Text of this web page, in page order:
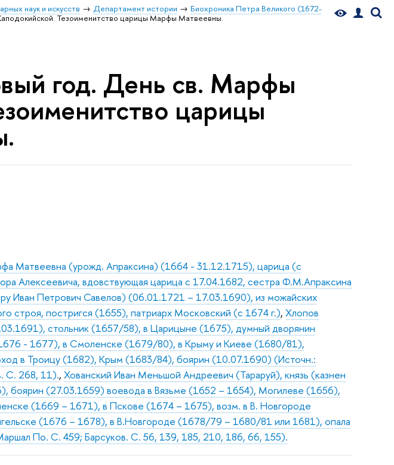
наук и искусств Департамент истории
Биохроника Петра Великого (1672-
Тезоименитство царицы Марфы Матвеевны.
год. День св. Марфы
царицы
Матвеевна (урожд. Апраксина) (1664 - 31.12.1715), царица (с
Алексеевича, вдовствующая царица с 17.04.1682, сестра Ф.М.Апраксина
Иван Петрович Савелов) (06.01.1721 – 17.03.1690), из можайских
строя, постригся (1655), патриарх Московский (с 1674 г.),Хлопов
стольник (1657/58), в Царицыне (1675), думный дворянин
- 1677), в Смоленске (1679/80), в Крыму и Киеве (1680/81),
в Троицу (1682), Крым (1683/84), боярин (10.07.1690) (Источн.:
С. 268, 11).,Хованский Иван Меньшой Андреевич (Тараруй), князь (казнен
боярин (27.03.1659) воевода в Вязьме (1652 – 1654), Могилеве (1656),
(1669 – 1671), в Пскове (1674 – 1675), возм. в В. Новгороде
(1676 – 1678), в В.Новгороде (1678/79 – 1680/81 или 1681), опала
По. С. 459; Барсуков. С. 56, 139, 185, 210, 186, 66, 155).